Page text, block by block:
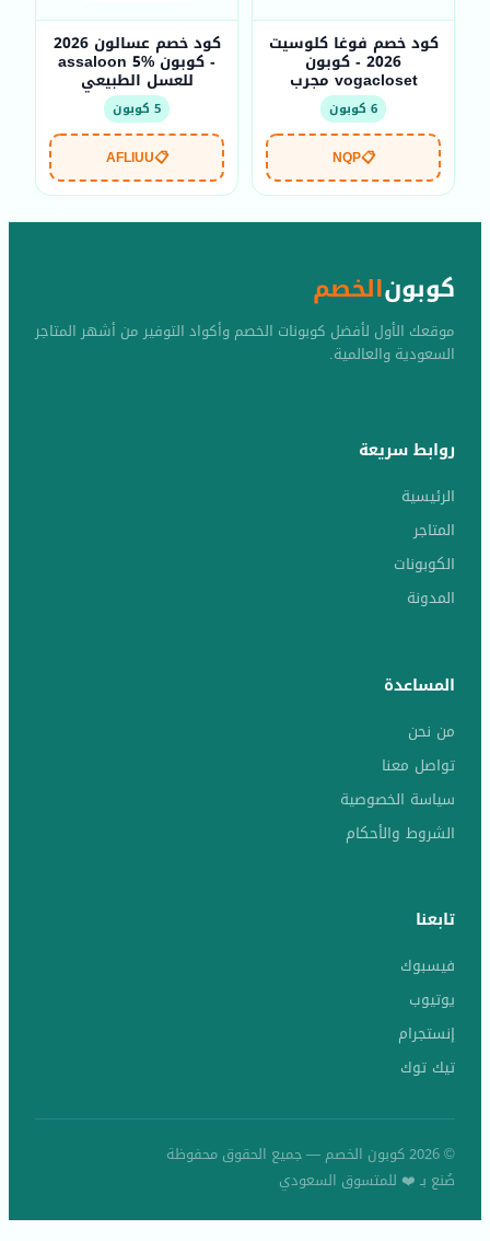
كود خصم فوغا كلوسيت
2026 - كوبون
vogacloset مجرب
6 كوبون
📋
NQP
كود خصم عسالون 2026
- كوبون assaloon 5%
للعسل الطبيعي
5 كوبون
📋
AFLIUU
كوبونالخصم
موقعك الأول لأفضل كوبونات الخصم وأكواد التوفير من أشهر المتاجر
السعودية والعالمية.
روابط سريعة
الرئيسية
المتاجر
الكوبونات
المدونة
المساعدة
من نحن
تواصل معنا
سياسة الخصوصية
الشروط والأحكام
تابعنا
فيسبوك
يوتيوب
إنستجرام
تيك توك
© 2026 كوبون الخصم — جميع الحقوق محفوظة
صُنع بـ ❤️ للمتسوق السعودي